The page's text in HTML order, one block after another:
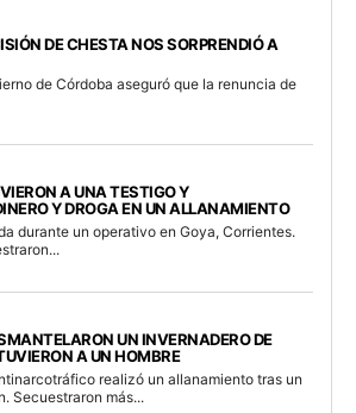
DE CHESTA NOS SORPRENDIÓ A
de Córdoba aseguró que la renuncia de
A UNA TESTIGO Y
Y DROGA EN UN ALLANAMIENTO
durante un operativo en Goya, Corrientes.
UN INVERNADERO DE
A UN HOMBRE
realizó un allanamiento tras un
Secuestraron más...